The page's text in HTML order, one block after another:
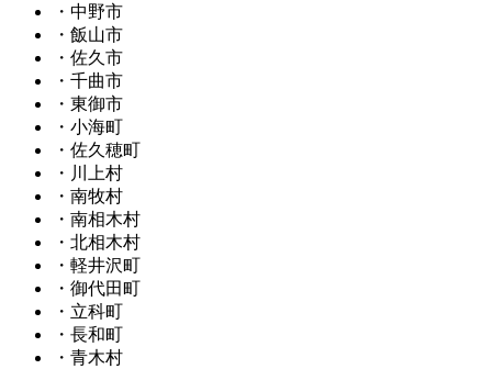
・中野市
・飯山市
・佐久市
・千曲市
・東御市
・小海町
・佐久穂町
・川上村
・南牧村
・南相木村
・北相木村
・軽井沢町
・御代田町
・立科町
・長和町
・青木村